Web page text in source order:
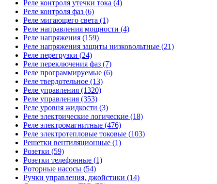
Реле контроля утечки тока (4)
Реле контроля фаз (6)
Реле мигающего света (1)
Реле направления мощности (4)
Реле напряжения (159)
Реле напряжения защиты низковольтные (21)
Реле перегрузки (24)
Реле переключения фаз (7)
Реле программируемые (6)
Реле твердотельное (13)
Реле управления (1320)
Реле управления (353)
Реле уровня жидкости (3)
Реле электрические логические (18)
Реле электромагнитные (476)
Реле электротепловые токовые (103)
Решетки вентиляционные (1)
Розетки (59)
Розетки телефонные (1)
Роторные насосы (54)
Ручки управления, джойстики (14)